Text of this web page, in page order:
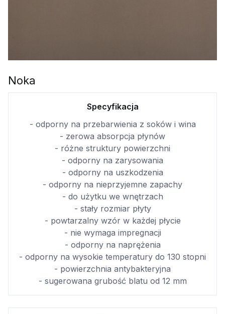
Noka
Specyfikacja
- odporny na przebarwienia z soków i wina
- zerowa absorpcja płynów
- różne struktury powierzchni
- odporny na zarysowania
- odporny na uszkodzenia
- odporny na nieprzyjemne zapachy
- do użytku we wnętrzach
- stały rozmiar płyty
- powtarzalny wzór w każdej płycie
- nie wymaga impregnacji
- odporny na naprężenia
- odporny na wysokie temperatury do 130 stopni
- powierzchnia antybakteryjna
- sugerowana grubość blatu od 12 mm